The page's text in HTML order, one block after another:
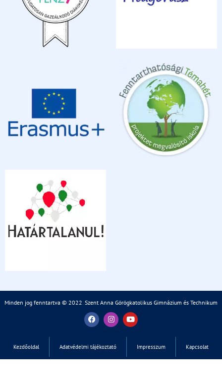
Minden jog fenntartva © 2022 Szent Anna Görögkatolikus Gimnázium és Technikum
Kezdőoldal Adatvédelmi tájékoztató Impresszum Kapcsolat